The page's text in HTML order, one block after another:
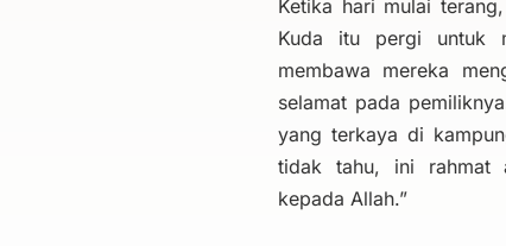
Ketika hari mulai
Kuda itu pergi untuk
membawa mereka
selamat pada
yang terkaya di
tidak tahu, ini rahmat
kepada Allah.”